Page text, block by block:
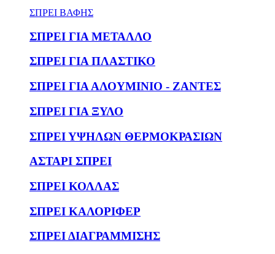
ΣΠΡΕΙ ΒΑΦΗΣ
ΣΠΡΕΙ ΓΙΑ ΜΕΤΑΛΛΟ
ΣΠΡΕΙ ΓΙΑ ΠΛΑΣΤΙΚΟ
ΣΠΡΕΙ ΓΙΑ ΑΛΟΥΜΙΝΙΟ - ΖΑΝΤΕΣ
ΣΠΡΕΙ ΓΙΑ ΞΥΛΟ
ΣΠΡΕΙ ΥΨΗΛΩΝ ΘΕΡΜΟΚΡΑΣΙΩΝ
ΑΣΤΑΡΙ ΣΠΡΕΙ
ΣΠΡΕΙ ΚΟΛΛΑΣ
ΣΠΡΕΙ ΚΑΛΟΡΙΦΕΡ
ΣΠΡΕΙ ΔΙΑΓΡΑΜΜΙΣΗΣ